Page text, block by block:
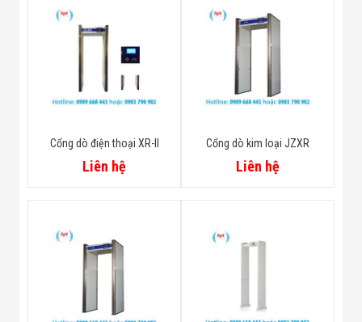
Cổng dò điện thoại XR-II
Liên hệ
Cổng dò kim loại JZXR
Liên hệ